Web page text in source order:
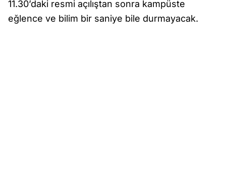
11.30’daki resmi açılıştan sonra kampüste
eğlence ve bilim bir saniye bile durmayacak.